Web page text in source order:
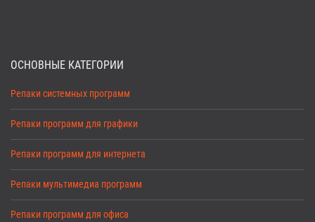
ОСНОВНЫЕ КАТЕГОРИИ
Репаки системных программ
Репаки программ для графики
Репаки программ для интернета
Репаки мультимедиа программ
Репаки программ для офиса